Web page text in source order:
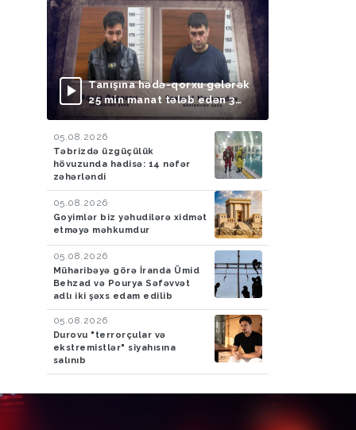
Tanışına hədə-qorxu gələrək
25 min manat tələb edən 3
nəfər saxlanılıb
05.08.2026
Təbrizdə üzgüçülük
hövuzunda hadisə: 14 nəfər
zəhərləndi
05.08.2026
Goyimlər biz yəhudilərə xidmət
etməyə məhkumdur
05.08.2026
Müharibəyə görə İranda Ümid
Behzad və Pourya Səfəvvət
adlı iki şəxs edam edilib
05.08.2026
Durovu "terrorçular və
ekstremistlər" siyahısına
salınıb